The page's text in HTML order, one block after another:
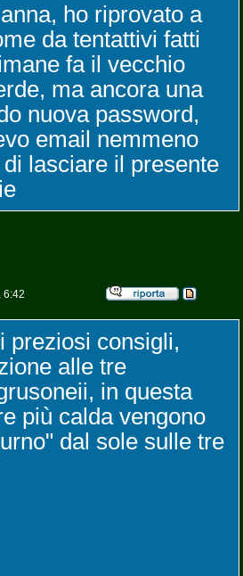
ho riprovato a
da tentattivi fatti
fa il vecchio
ma ancora una
nuova password,
email nemmeno
lasciare il presente
6:42
preziosi consigli,
alle tre
in questa
più calda vengono
dal sole sulle tre